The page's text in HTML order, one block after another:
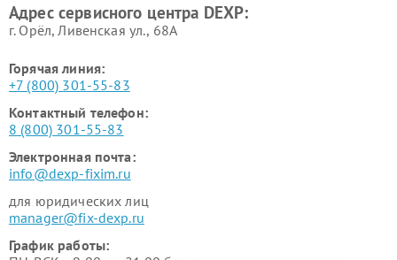
Адрес сервисного центра DEXP:
г. Орёл, Ливенская ул., 68А
Горячая линия:
+7 (800) 301-55-83
Контактный телефон:
8 (800) 301-55-83
Электронная почта:
info@dexp-fixim.ru
для юридических лиц
manager@fix-dexp.ru
График работы: